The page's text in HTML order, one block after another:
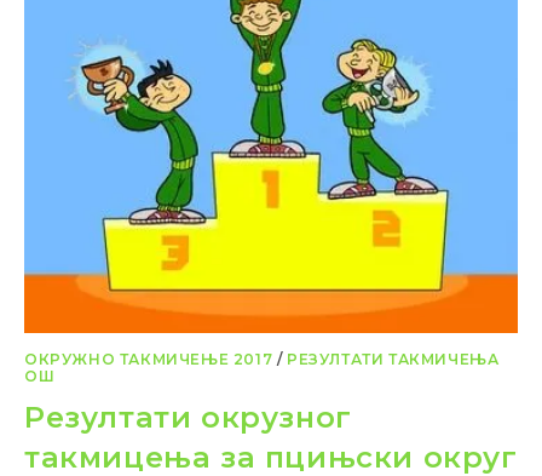
ОКРУЖНО ТАКМИЧЕЊЕ 2017 / РЕЗУЛТАТИ ТАКМИЧЕЊА
ОШ
Резултати окрузног
такмицења за пцињски округ